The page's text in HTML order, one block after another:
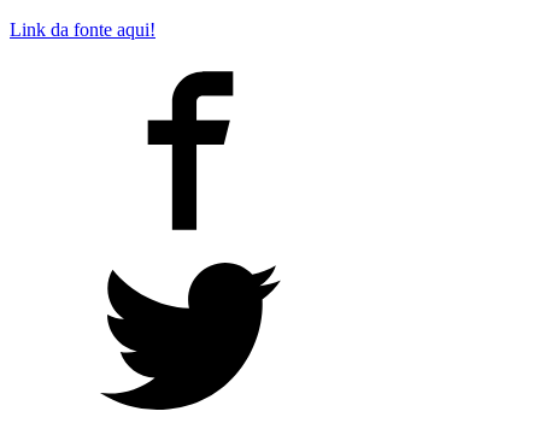
Link da fonte aqui!